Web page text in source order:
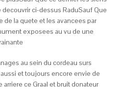
ci-dessus RaduSauf Que
la quete et les avancees par
exposees au vu de une
au sein du cordeau surs
et toujours encore envie de
ce Graal et bruit donateur